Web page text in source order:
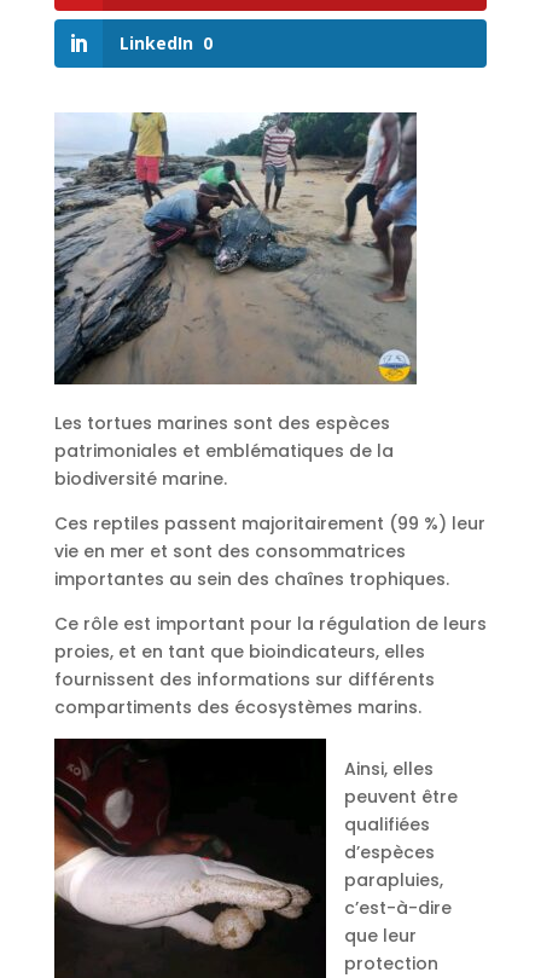
LinkedIn 0
Les tortues marines sont des espèces
patrimoniales et emblématiques de la
biodiversité marine.
Ces reptiles passent majoritairement (99 %) leur
vie en mer et sont des consommatrices
importantes au sein des chaînes trophiques.
Ce rôle est important pour la régulation de leurs
proies, et en tant que bioindicateurs, elles
fournissent des informations sur différents
compartiments des écosystèmes marins.
Ainsi, elles
peuvent être
qualifiées
d’espèces
parapluies,
c’est-à-dire
que leur
protection